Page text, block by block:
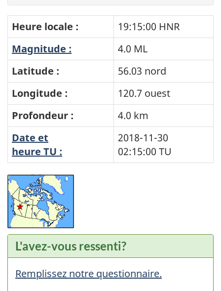
Heure locale :
19:15:00 HNR
Magnitude :
4.0 ML
Latitude :
56.03 nord
Longitude :
120.7 ouest
Profondeur :
4.0 km
Date et
heure TU :
2018-11-30
02:15:00 TU
L'avez-vous ressenti?
Remplissez notre questionnaire.